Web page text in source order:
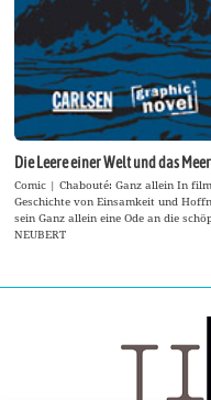
Die Leere einer Welt und das
Comic | Chabouté: Ganz allein In
Geschichte von Einsamkeit und
sein Ganz allein eine Ode an die
NEUBERT